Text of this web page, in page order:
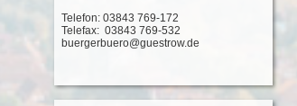
Telefon: 03843 769-172
Telefax: 03843 769-532
buergerbuero@guestrow.de